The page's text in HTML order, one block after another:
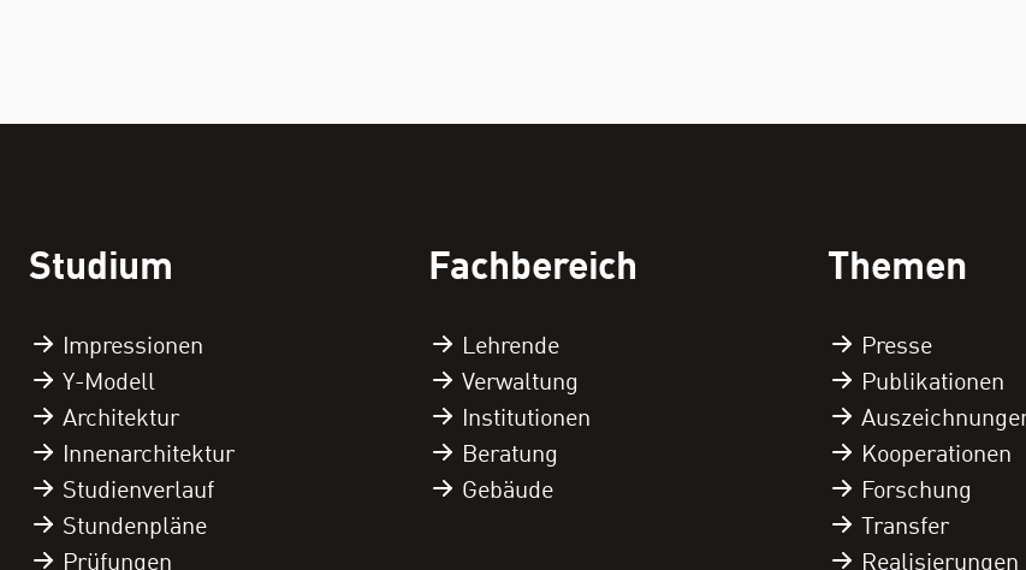
Studium
Impressionen
Y-Modell
Architektur
Innenarchitektur
Studienverlauf
Stundenpläne
Prüfungen
Fachbereich
Lehrende
Verwaltung
Institutionen
Beratung
Gebäude
Themen
Presse
Publikationen
Kooperationen
Forschung
Transfer
Realisierungen